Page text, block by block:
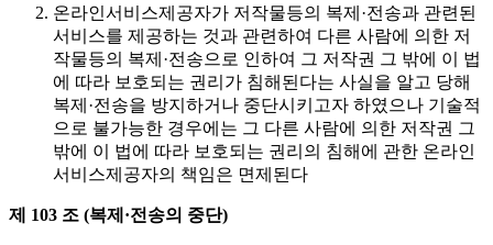
온라인서비스제공자가 저작물등의 복제·전송과 관련된
서비스를 제공하는 것과 관련하여 다른 사람에 의한 저
작물등의 복제·전송으로 인하여 그 저작권 그 밖에 이 법
에 따라 보호되는 권리가 침해된다는 사실을 알고 당해
복제·전송을 방지하거나 중단시키고자 하였으나 기술적
으로 불가능한 경우에는 그 다른 사람에 의한 저작권 그
밖에 이 법에 따라 보호되는 권리의 침해에 관한 온라인
서비스제공자의 책임은 면제된다
제 103 조 (복제·전송의 중단)